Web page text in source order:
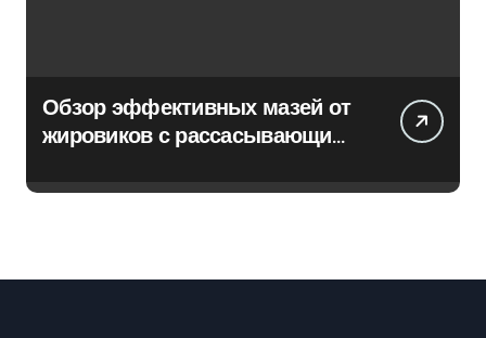
Обзор эффективных мазей от
жировиков с рассасывающим